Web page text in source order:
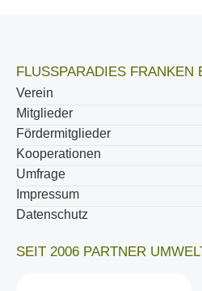
FLUSSPARADIES FRANKEN
Verein
Mitglieder
Fördermitglieder
Kooperationen
Umfrage
Impressum
Datenschutz
SEIT 2006 PARTNER